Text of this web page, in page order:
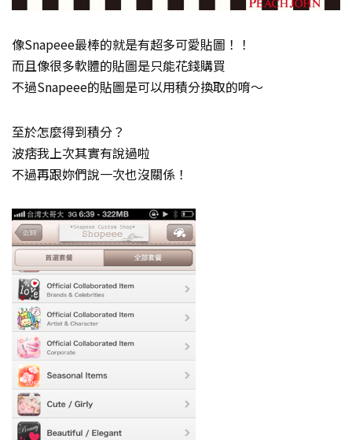
像Snapeee最棒的就是有超多可愛貼圖！！
而且像很多軟體的貼圖是只能花錢購買
不過Snapeee的貼圖是可以用積分換取的唷～
至於怎麼得到積分？
波痞我上次其實有說過啦
不過再跟妳們說一次也沒關係！